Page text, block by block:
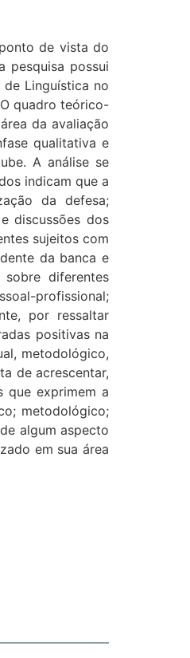
de vista do
pesquisa possui
Linguística no
quadro teórico-
da avaliação
qualitativa e
A análise se
indicam que a
da defesa;
discussões dos
sujeitos com
da banca e
diferentes
profissional;
por ressaltar
positivas na
metodológico,
de acrescentar,
que exprimem a
metodológico;
algum aspecto
em sua área